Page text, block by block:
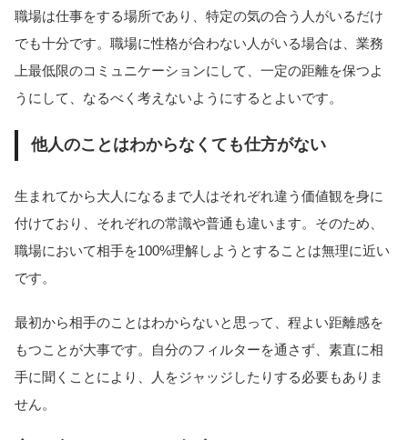
職場は仕事をする場所であり、特定の気の合う人がいるだけ
でも十分です。職場に性格が合わない人がいる場合は、業務
上最低限のコミュニケーションにして、一定の距離を保つよ
うにして、なるべく考えないようにするとよいです。
他人のことはわからなくても仕方がない
生まれてから大人になるまで人はそれぞれ違う価値観を身に
付けており、それぞれの常識や普通も違います。そのため、
職場において相手を100%理解しようとすることは無理に近い
です。
最初から相手のことはわからないと思って、程よい距離感を
もつことが大事です。自分のフィルターを通さず、素直に相
手に聞くことにより、人をジャッジしたりする必要もありま
せん。